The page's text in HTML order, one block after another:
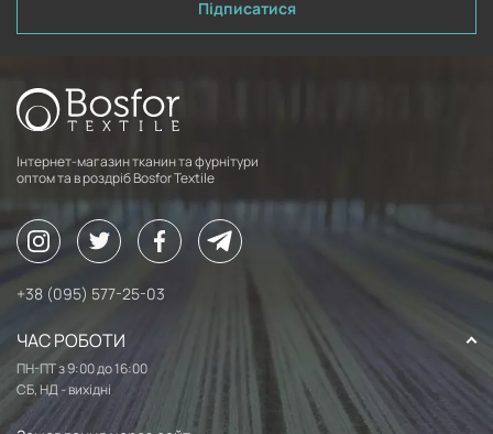
Підписатися
Інтернет-магазин тканин та фурнітури
оптом та в роздріб Bosfor Textile
+38 (095) 577-25-03
ЧАС РОБОТИ
ПН-ПТ з 9:00 до 16:00
СБ, НД - вихідні